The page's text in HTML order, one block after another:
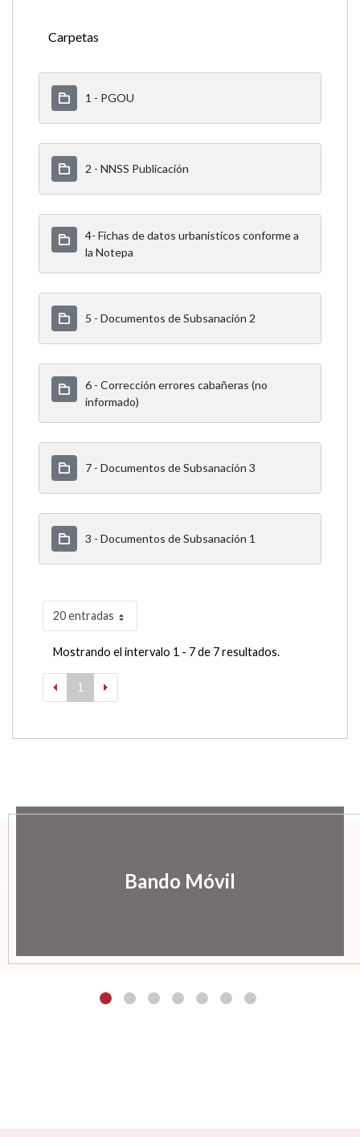
Carpetas
1 - PGOU
2 - NNSS Publicación
4- Fichas de datos urbanísticos conforme a
la Notepa
5 - Documentos de Subsanación 2
6 - Corrección errores cabañeras (no
informado)
7 - Documentos de Subsanación 3
3 - Documentos de Subsanación 1
20 entradas
Mostrando el intervalo 1 - 7 de 7 resultados.
1
Bando Móvil